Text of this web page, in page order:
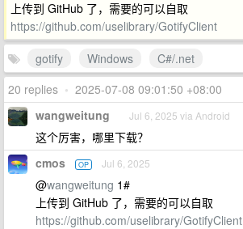
上传到 GitHub 了，需要的可以自取
https://github.com/uselibrary/GotifyClient
gotify
Windows
C#/.net
20 replies • 2025-07-08 09:01:50 +08:00
wangweitung Jul 6, 2025 via Android
这个厉害，哪里下载？
cmos OP Jul 6, 2025
@wangweitung 1#
上传到 GitHub 了，需要的可以自取
https://github.com/uselibrary/GotifyClient